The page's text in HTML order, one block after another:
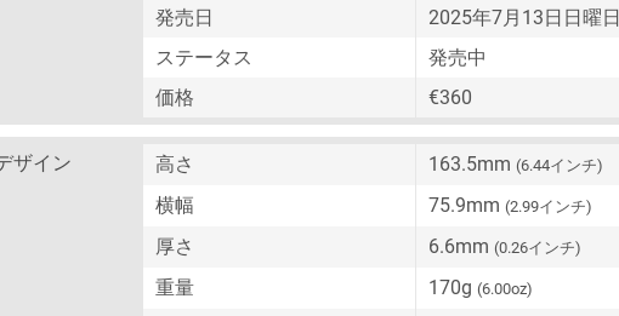
発売日
2025年7月13日日曜日
ステータス
発売中
価格
€360
ザイン 高さ 163.5mm (6.44インチ)
横幅 75.9mm (2.99インチ)
厚さ 6.6mm (0.26インチ)
重量 170g (6.00oz)